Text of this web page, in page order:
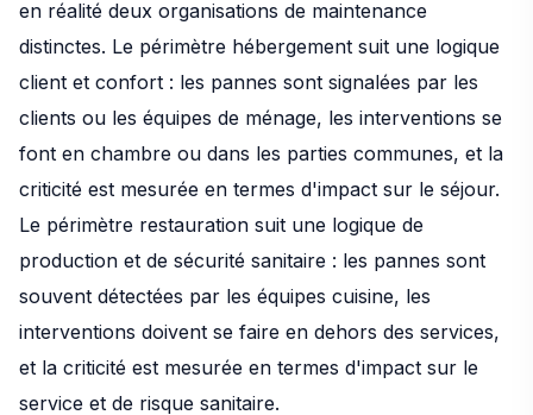
en réalité deux organisations de maintenance
distinctes. Le périmètre hébergement suit une logique
client et confort : les pannes sont signalées par les
clients ou les équipes de ménage, les interventions se
font en chambre ou dans les parties communes, et la
criticité est mesurée en termes d'impact sur le séjour.
Le périmètre restauration suit une logique de
production et de sécurité sanitaire : les pannes sont
souvent détectées par les équipes cuisine, les
interventions doivent se faire en dehors des services,
et la criticité est mesurée en termes d'impact sur le
service et de risque sanitaire.